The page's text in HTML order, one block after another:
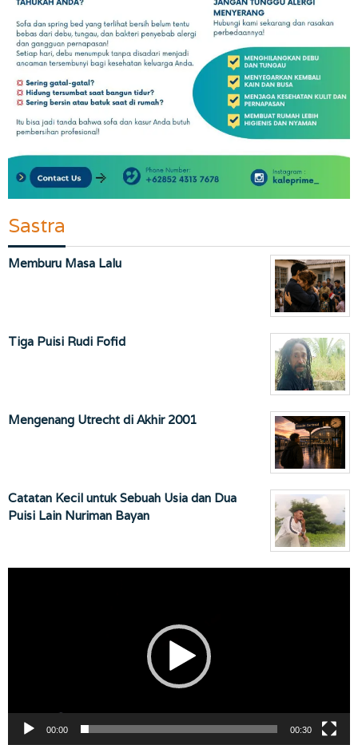
Sastra
Memburu Masa Lalu
Tiga Puisi Rudi Fofid
Mengenang Utrecht di Akhir 2001
Catatan Kecil untuk Sebuah Usia dan Dua
Puisi Lain Nuriman Bayan
00:00 00:30